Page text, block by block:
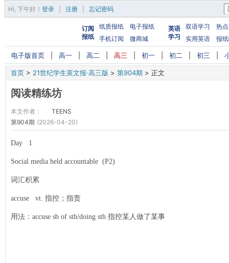
Hi, 下午好 ！ 登录 注册 忘记密码
订阅
报纸
纸质报纸
电子报纸
手机订阅
微商城
英语
学习
双语学习
热
实用英语
报
电子版首页 高一 高二 高三 初一 初二 初三
首页 > 21世纪学生英文报·高三版 > 第904期 > 正文
阅读精练坊
本文作者：
TEENS
第904期 (2026-04-20)
Day 1
Social media held accountable (P2)
词汇积累
accuse vt. 指控；指责
用法：accuse sb of sth/doing sth 指控某人做了某事